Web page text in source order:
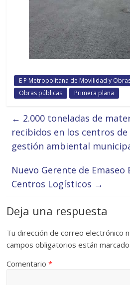
E P Metropolitana de Movilidad y
Obras públicas
Primera plana
← 2.000 toneladas de
recibidos en los centros de
gestión ambiental
Nuevo Gerente de Emaseo
Centros Logísticos →
Deja una respuesta
Tu dirección de correo electrónico
campos obligatorios están
Comentario*